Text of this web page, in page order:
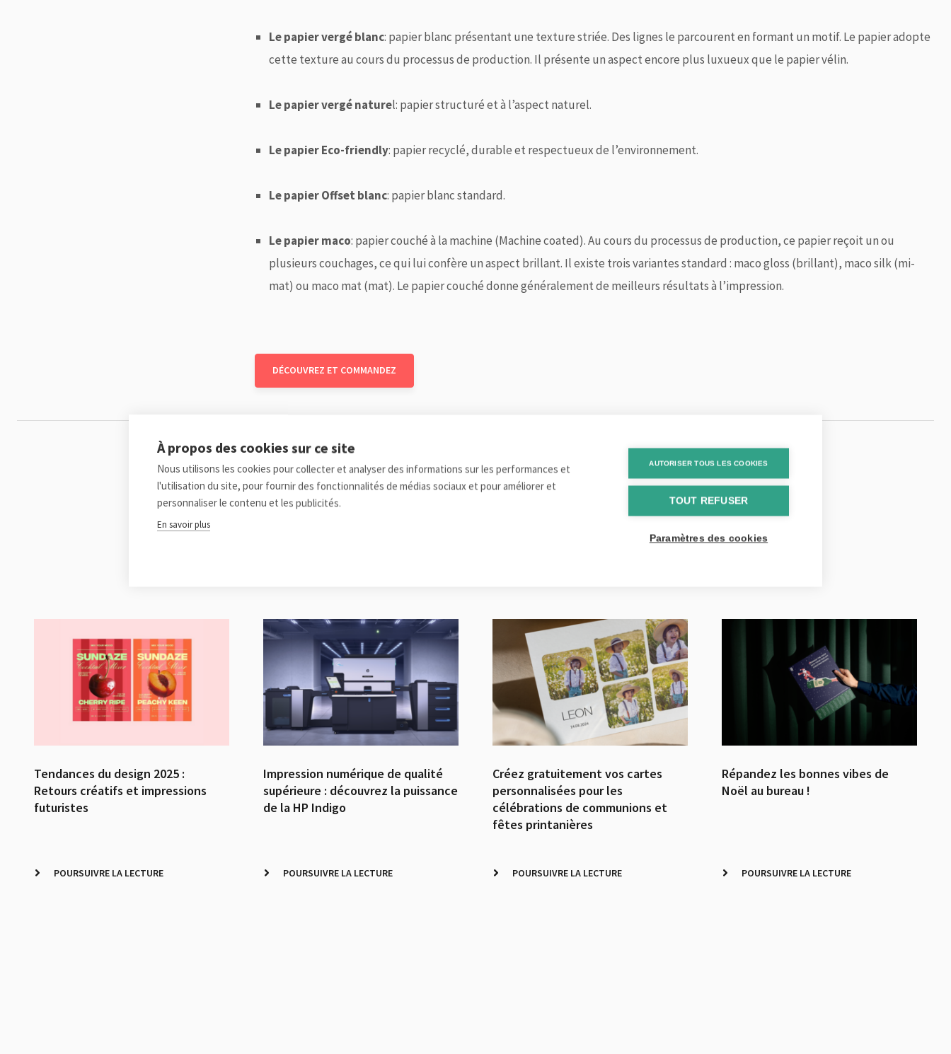
À propos des cookies sur ce site
Nous utilisons les cookies pour collecter et analyser des informations sur les performances et
l'utilisation du site, pour fournir des fonctionnalités de médias sociaux et pour améliorer et
personnaliser le contenu et les publicités.
En savoir plus
AUTORISER TOUS LES COOKIES
TOUT REFUSER
Paramètres des cookies
Le papier vergé blanc: papier blanc présentant une texture striée. Des lignes le parcourent en formant un motif. Le papier adopte
cette texture au cours du processus de production. Il présente un aspect encore plus luxueux que le papier vélin.
Le papier vergé naturel: papier structuré et à l’aspect naturel.
Le papier Eco-friendly: papier recyclé, durable et respectueux de l’environnement.
Le papier Offset blanc: papier blanc standard.
Le papier maco: papier couché à la machine (Machine coated). Au cours du processus de production, ce papier reçoit un ou
plusieurs couchages, ce qui lui confère un aspect brillant. Il existe trois variantes standard : maco gloss (brillant), maco silk (mi-
mat) ou maco mat (mat). Le papier couché donne généralement de meilleurs résultats à l’impression.
DÉCOUVREZ ET COMMANDEZ
Tendances du design 2025 :
Retours créatifs et impressions
futuristes
POURSUIVRE LA LECTURE
Impression numérique de qualité
supérieure : découvrez la puissance
de la HP Indigo
POURSUIVRE LA LECTURE
Créez gratuitement vos cartes
personnalisées pour les
célébrations de communions et
fêtes printanières
POURSUIVRE LA LECTURE
Répandez les bonnes vibes de
Noël au bureau !
POURSUIVRE LA LECTURE